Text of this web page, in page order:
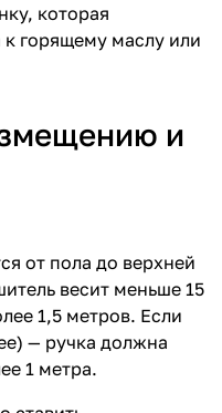
которая
к горящему маслу или
и
от пола до верхней
весит меньше 15
1,5 метров. Если
— ручка должна
1 метра.